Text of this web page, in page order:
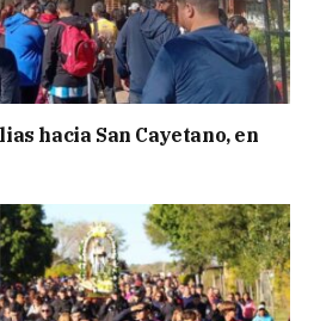
hacia San Cayetano, en